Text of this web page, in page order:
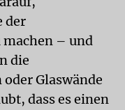
der
– und
die
Glaswände
dass es einen